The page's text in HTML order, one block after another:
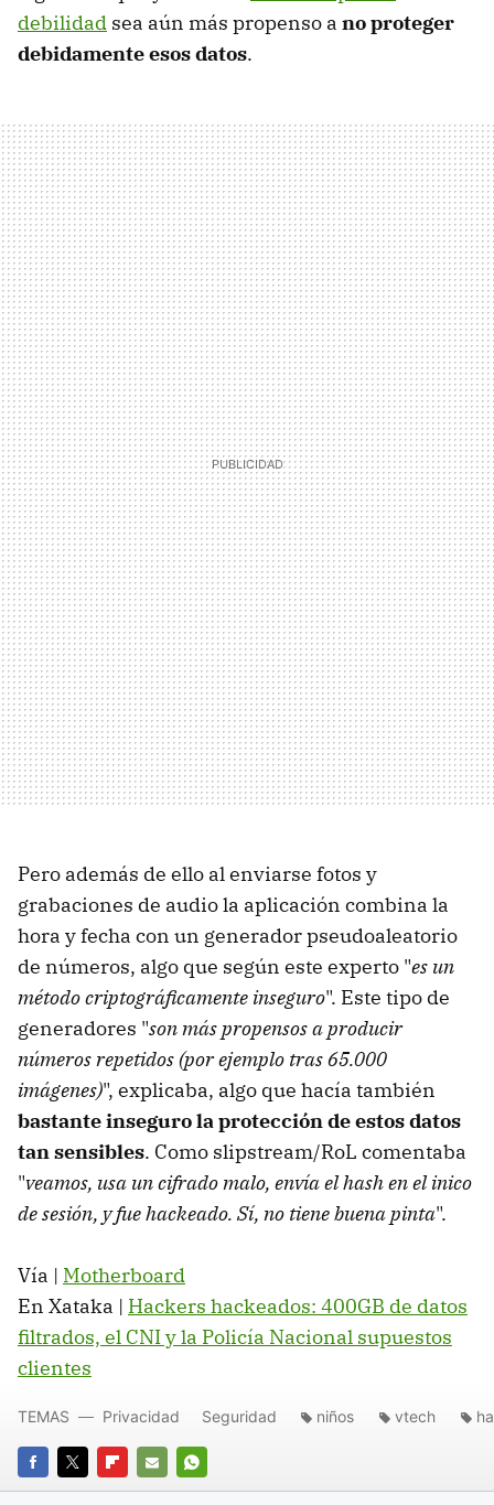
debilidad sea aún más propenso a no proteger
debidamente esos datos.
Pero además de ello al enviarse fotos y
grabaciones de audio la aplicación combina la
hora y fecha con un generador pseudoaleatorio
de números, algo que según este experto "es un
método criptográficamente inseguro". Este tipo de
generadores "son más propensos a producir
números repetidos (por ejemplo tras 65.000
imágenes)", explicaba, algo que hacía también
bastante inseguro la protección de estos datos
tan sensibles. Como slipstream/RoL comentaba
"veamos, usa un cifrado malo, envía el hash en el inico
de sesión, y fue hackeado. Sí, no tiene buena pinta".
Vía | Motherboard
En Xataka | Hackers hackeados: 400GB de datos
filtrados, el CNI y la Policía Nacional supuestos
clientes
FACEBOOK
TWITTERFLIPBOARD
E-
WHATSAPP
TEMAS Privacidad Seguridad niños vtech